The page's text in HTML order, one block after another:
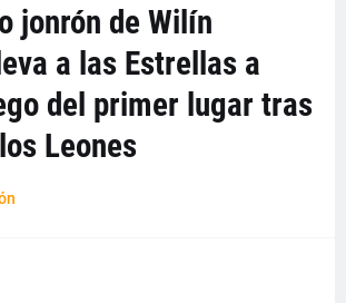
jonrón de Wilín
a las Estrellas a
del primer lugar tras
Leones